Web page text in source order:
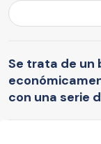
Se trata de un
con una serie